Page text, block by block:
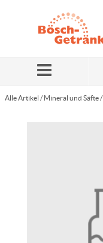
Alle Artikel / Mineral und Säfte/